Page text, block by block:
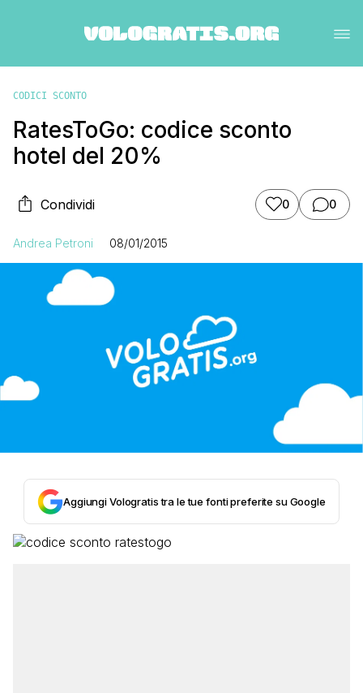
CODICI SCONTO
RatesToGo: codice sconto
hotel del 20%
Condividi 0 0
Andrea Petroni 08/01/2015
Aggiungi Vologratis tra le tue fonti preferite su Google